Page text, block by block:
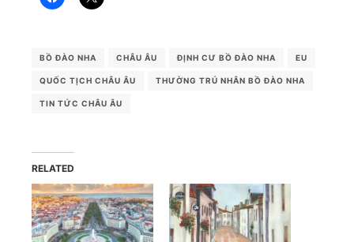
BỒ ĐÀO NHA CHÂU ÂU ĐỊNH CƯ BỒ ĐÀO NHA EU
QUỐC TỊCH CHÂU ÂU THƯỜNG TRÚ NHÂN BỒ ĐÀO NHA
TIN TỨC CHÂU ÂU
RELATED